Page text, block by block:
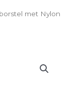
met Nylon